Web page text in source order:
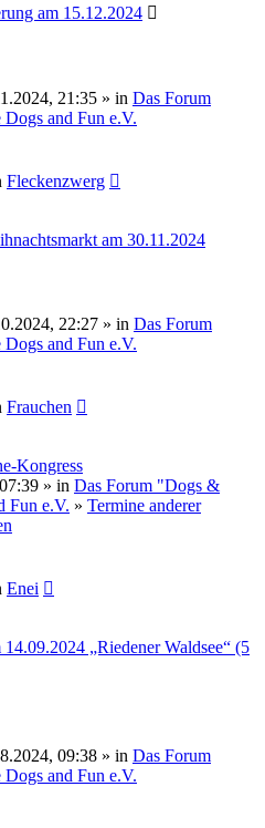
am 15.12.2024
21:35 » in Das Forum
Dogs and Fun e.V.
Fleckenzwerg
am 30.11.2024
22:27 » in Das Forum
Dogs and Fun e.V.
Frauchen
Kongress
» in Das Forum "Dogs &
Fun e.V. » Termine anderer
Enei
„Riedener Waldsee“ (5
09:38 » in Das Forum
Dogs and Fun e.V.